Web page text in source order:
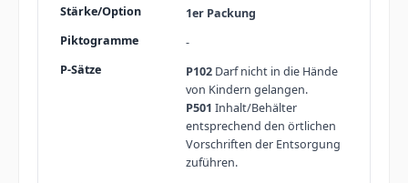
1er Packung
-
P102Darf nicht in die Hände
von Kindern gelangen.
P501 Inhalt/Behälter
entsprechend den örtlichen
Vorschriften der Entsorgung
zuführen.